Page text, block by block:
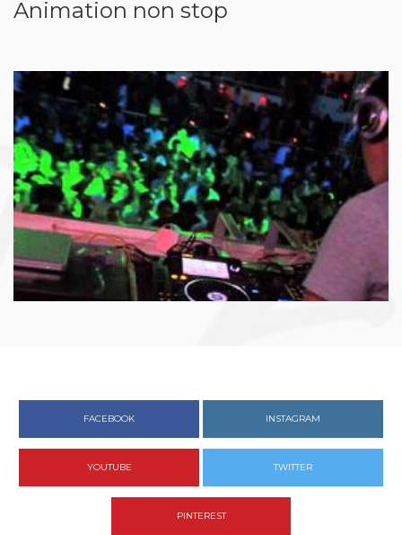
Animation non stop
FACEBOOK INSTAGRAM
YOUTUBE TWITTER
PINTEREST